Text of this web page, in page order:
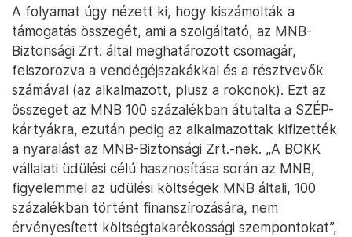
A folyamat úgy nézett ki, hogy kiszámolták a
támogatás összegét, ami a szolgáltató, az MNB-
Biztonsági Zrt. által meghatározott csomagár,
felszorozva a vendégéjszakákkal és a résztvevők
számával (az alkalmazott, plusz a rokonok). Ezt az
összeget az MNB 100 százalékban átutalta a SZÉP-
kártyákra, ezután pedig az alkalmazottak kifizették
a nyaralást az MNB-Biztonsági Zrt.-nek. „A BOKK
vállalati üdülési célú hasznosítása során az MNB,
figyelemmel az üdülési költségek MNB általi, 100
százalékban történt finanszírozására, nem
érvényesített költségtakarékossági szempontokat”,